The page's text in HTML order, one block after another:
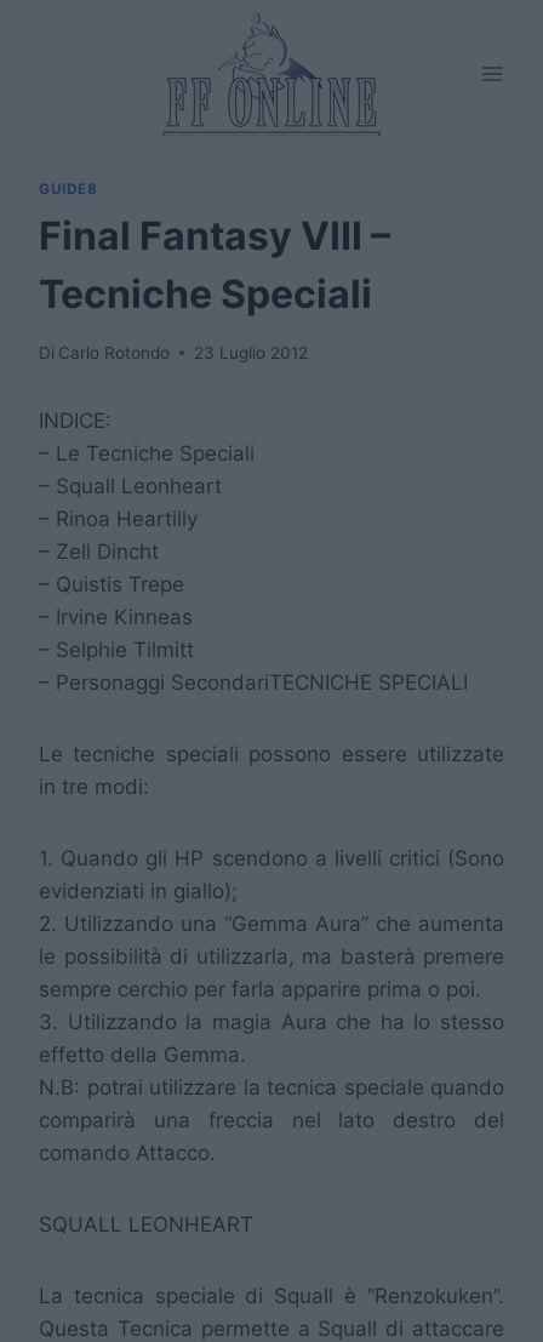
GUIDE8
Final Fantasy VIII –
Tecniche Speciali
Di Carlo Rotondo 23 Luglio 2012
INDICE:
– Le Tecniche Speciali
– Squall Leonheart
– Rinoa Heartilly
– Zell Dincht
– Quistis Trepe
– Irvine Kinneas
– Selphie Tilmitt
– Personaggi SecondariTECNICHE SPECIALI
Le tecniche speciali possono essere utilizzate
in tre modi:
1. Quando gli HP scendono a livelli critici (Sono
evidenziati in giallo);
2. Utilizzando una “Gemma Aura” che aumenta
le possibilità di utilizzarla, ma basterà premere
sempre cerchio per farla apparire prima o poi.
3. Utilizzando la magia Aura che ha lo stesso
effetto della Gemma.
N.B: potrai utilizzare la tecnica speciale quando
comparirà una freccia nel lato destro del
comando Attacco.
SQUALL LEONHEART
La tecnica speciale di Squall è “Renzokuken”.
Questa Tecnica permette a Squall di attaccare